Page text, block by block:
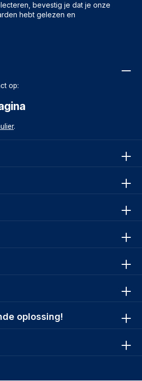
bevestig je dat je onze
hebt gelezen en
oplossing!
op:
.